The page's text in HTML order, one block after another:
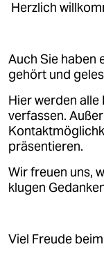
Herzlich
Auch Sie haben
gehört und
Hier werden
verfassen.
präsentieren.
Wir freuen uns,
klugen
Viel Freude